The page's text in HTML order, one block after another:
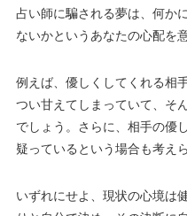
占い師に騙される夢は、何か
ないかというあなたの心配を
例えば、優しくしてくれる相
つい甘えてしまっていて、そ
でしょう。さらに、相手の優
疑っているという場合も考え
いずれにせよ、現状の心境は